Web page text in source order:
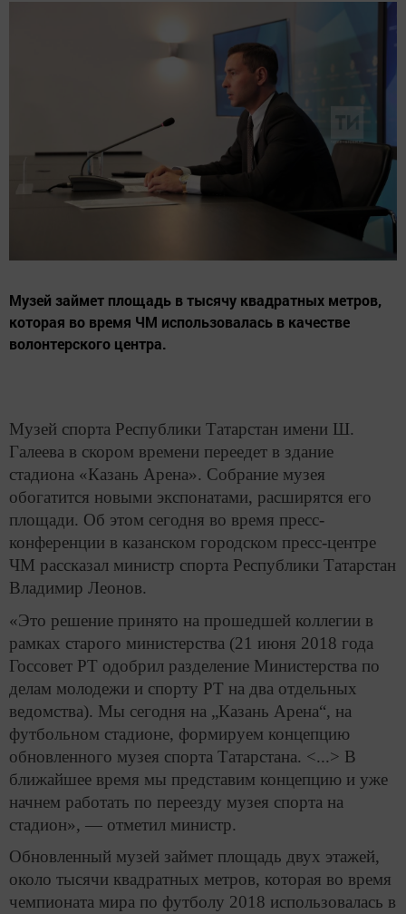
Музей займет площадь в тысячу квадратных метров,
которая во время ЧМ использовалась в качестве
волонтерского центра.
Музей спорта Республики Татарстан имени Ш.
Галеева в скором времени переедет в здание
стадиона «Казань Арена». Собрание музея
обогатится новыми экспонатами, расширятся его
площади. Об этом сегодня во время пресс-
конференции в казанском городском пресс-центре
ЧМ рассказал министр спорта Республики Татарстан
Владимир Леонов.
«Это решение принято на прошедшей коллегии в
рамках старого министерства (21 июня 2018 года
Госсовет РТ одобрил разделение Министерства по
делам молодежи и спорту РТ на два отдельных
ведомства). Мы сегодня на „Казань Арена“, на
футбольном стадионе, формируем концепцию
обновленного музея спорта Татарстана. <...> В
ближайшее время мы представим концепцию и уже
начнем работать по переезду музея спорта на
стадион», — отметил министр.
Обновленный музей займет площадь двух этажей,
около тысячи квадратных метров, которая во время
чемпионата мира по футболу 2018 использовалась в